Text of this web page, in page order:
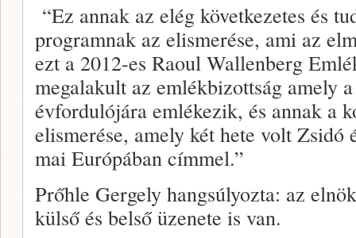
“Ez annak az elég következetes és
programnak az elismerése, ami az
ezt a 2012-es Raoul Wallenberg
megalakult az emlékbizottság amely
évfordulójára emlékezik, és annak a
elismerése, amely két hete volt Zsidó
mai Európában címmel.”
Prőhle Gergely hangsúlyozta: az
külső és belső üzenete is van.